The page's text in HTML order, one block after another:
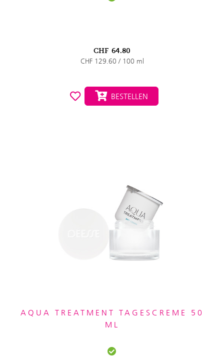
CHF 64.80
CHF 129.60 / 100 ml
BESTELLEN
AQUA TREATMENT TAGESCREME 50
ML